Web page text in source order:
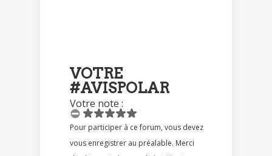
VOTRE
#AVISPOLAR
Votre note :
Pour participer à ce forum, vous devez
vous enregistrer au préalable. Merci